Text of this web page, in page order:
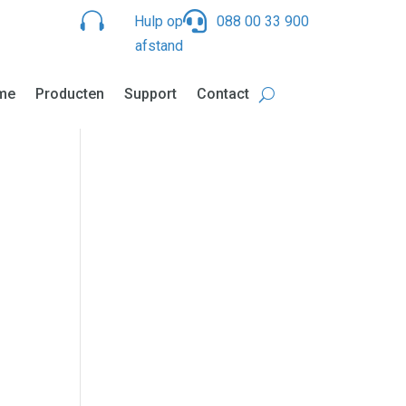

Hulp op
afstand
 088 00 33 900
Producten Support Contact